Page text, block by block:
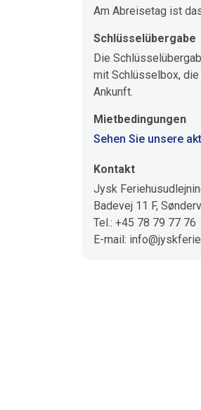
Am Abreisetag ist
Schlüsselübergabe
Die
mit Schlüsselbox, die
Ankunft.
Mietbedingungen
Sehen Sie unsere
Kontakt
Jysk
Badevej 11 F,
Tel.: +45 78 79 77 76
E-mail: